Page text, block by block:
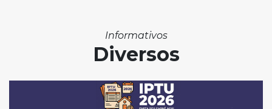
Informativos
Diversos